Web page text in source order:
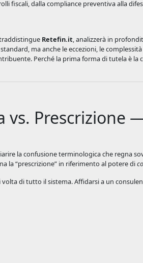
fiscali, dalla compliance preventiva alla
Retefin.it, analizzerà in
ma anche le eccezioni, le
Perché la prima forma di tutela è la
vs. Prescrizione
la confusione terminologica che regna
la “prescrizione” in riferimento al potere di
di tutto il sistema. Affidarsi a un